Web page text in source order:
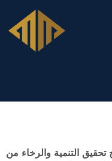
المثمر مفاتيح
تحقيق الرخاء المستدام
التنمية والرخاء من